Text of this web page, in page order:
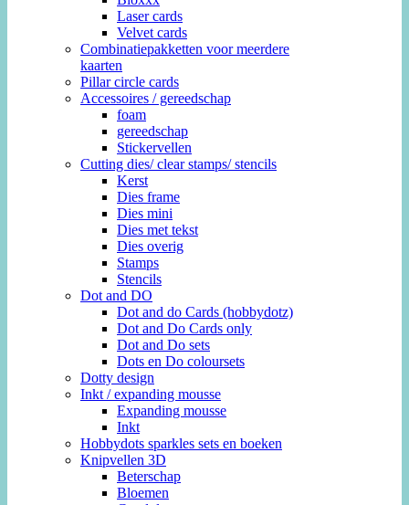
Laser cards
Velvet cards
Combinatiepakketten voor meerdere
kaarten
Pillar circle cards
Accessoires / gereedschap
foam
gereedschap
Stickervellen
Cutting dies/ clear stamps/ stencils
Kerst
Dies frame
Dies mini
Dies met tekst
Dies overig
Stamps
Stencils
Dot and DO
Dot and do Cards (hobbydotz)
Dot and Do Cards only
Dot and Do sets
Dots en Do coloursets
Dotty design
Inkt / expanding mousse
Expanding mousse
Inkt
Hobbydots sparkles sets en boeken
Knipvellen 3D
Beterschap
Bloemen